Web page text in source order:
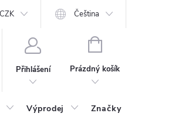
CZK Čeština
Přihlášení
NÁKUPNÍ
Prázdný košík
Výprodej Značky